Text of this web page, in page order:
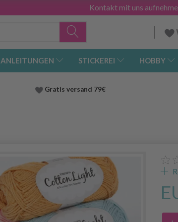
Kontakt mit uns
ANLEITUNGEN STICKEREI HOBBY
Gratis versand 79€